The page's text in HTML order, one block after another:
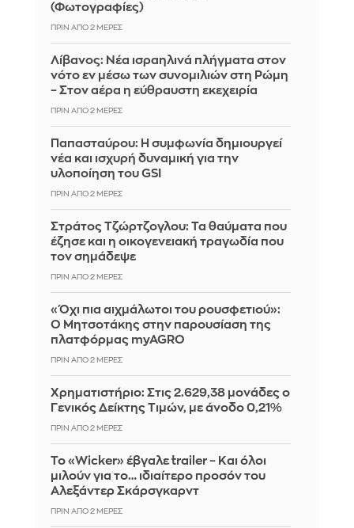
(Φωτογραφίες)
ΠΡΙΝ ΑΠΌ 2 ΜΈΡΕΣ
Λίβανος: Νέα ισραηλινά πλήγματα στον
νότο εν μέσω των συνομιλιών στη Ρώμη
– Στον αέρα η εύθραυστη εκεχειρία
ΠΡΙΝ ΑΠΌ 2 ΜΈΡΕΣ
Παπασταύρου: Η συμφωνία δημιουργεί
νέα και ισχυρή δυναμική για την
υλοποίηση του GSI
ΠΡΙΝ ΑΠΌ 2 ΜΈΡΕΣ
Στράτος Τζώρτζογλου: Τα θαύματα που
έζησε και η οικογενειακή τραγωδία που
τον σημάδεψε
ΠΡΙΝ ΑΠΌ 2 ΜΈΡΕΣ
«Όχι πια αιχμάλωτοι του ρουσφετιού»:
Ο Μητσοτάκης στην παρουσίαση της
πλατφόρμας myAGRO
ΠΡΙΝ ΑΠΌ 2 ΜΈΡΕΣ
Χρηματιστήριο: Στις 2.629,38 μονάδες ο
Γενικός Δείκτης Τιμών, με άνοδο 0,21%
ΠΡΙΝ ΑΠΌ 2 ΜΈΡΕΣ
Το «Wicker» έβγαλε trailer – Και όλοι
μιλούν για το… ιδιαίτερο προσόν του
Αλεξάντερ Σκάρσγκαρντ
ΠΡΙΝ ΑΠΌ 2 ΜΈΡΕΣ